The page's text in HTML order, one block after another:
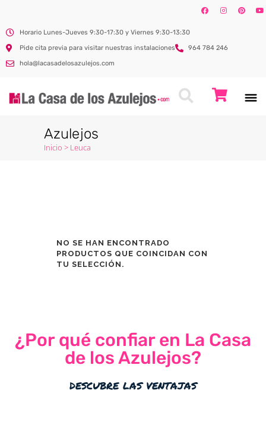
Horario Lunes-Jueves 9:30-17:30 y Viernes 9:30-13:30
Pide cita previa para visitar nuestras instalaciones
964 784 246
hola@lacasadelosazulejos.com
Azulejos
Inicio > Leuca
NO SE HAN ENCONTRADO
PRODUCTOS QUE COINCIDAN CON
TU SELECCIÓN.
¿Por qué confiar en La Casa
de los Azulejos?
descubre las ventajas